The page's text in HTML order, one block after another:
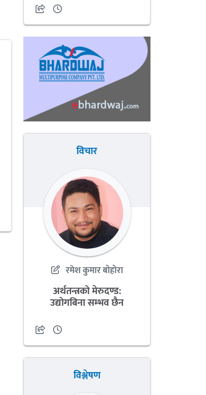
विचार
रमेश कुमार बोहोरा
अर्थतन्त्रको मेरुदण्ड:
उद्योगबिना सम्भव छैन
विश्लेषण